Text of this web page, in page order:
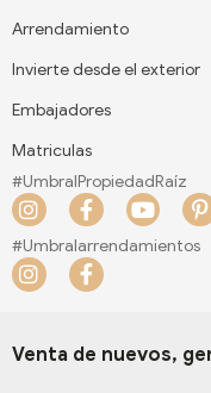
Arrendamiento
Invierte desde el exterior
Embajadores
Matriculas
#UmbralPropiedadRaíz
I
n
s
t
a
a
F
a
c
e
b
k
Y
o
u
i
n
s
#Umbralarrendamientos
I
n
a
F
a
b
Venta de nuevos,